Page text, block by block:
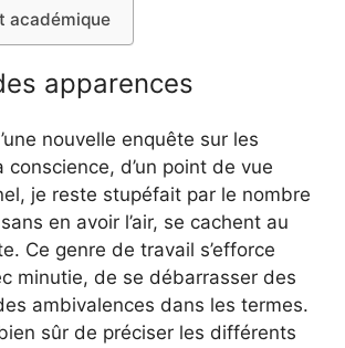
académique
apparences
nouvelle enquête sur les
d’un point de vue
je reste stupéfait par le nombre
en avoir l’air, se cachent au
Ce genre de travail s’efforce
minutie, de se débarrasser des
ambivalences dans les termes.
sûr de préciser les différents